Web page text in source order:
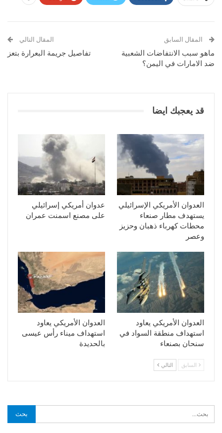
المقال السابق
ماهو سبب الانتفاضات الشعبية
ضد الامارات في اليمن؟
المقال التالي
تفاصيل جريمة البعرارة بتعز
قد يعجبك ايضا
العدوان الأمريكي الإسرائيلي
يستهدف مطار صنعاء
محطات كهرباء ذهبان وحزيز
وعصر
عدوان أمريكي إسرائيلي
على مصنع اسمنت عمران
العدوان الأمريكي يعاود
استهداف منطقة السواد في
سنحان بصنعاء
العدوان الأمريكي يعاود
استهداف ميناء رأس عيسى
بالحديدة
السابق التالي